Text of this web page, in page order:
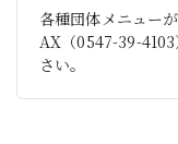
各種団体メニュー
AX（0547-39-
さい。